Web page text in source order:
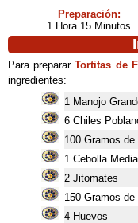
Preparación:
1 Hora 15 Minutos
Para prepararTortitas de
ingredientes:
1 Manojo
6 Chiles
100 Gramos
1 Cebolla
2 Jitomates
150 Gramos de
4 Huevos